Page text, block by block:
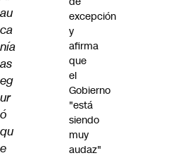
au
ca
nía
as
eg
ur
ó
qu
e
excepción
y
afirma
que
el
Gobierno
"está
siendo
muy
audaz"